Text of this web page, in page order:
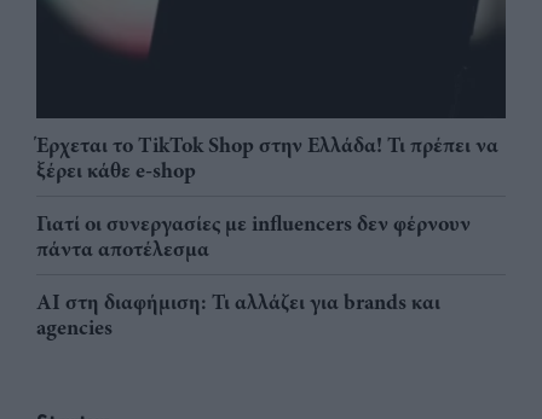
Έρχεται το TikTok Shop στην Ελλάδα! Τι πρέπει να
ξέρει κάθε e-shop
Γιατί οι συνεργασίες με influencers δεν φέρνουν
πάντα αποτέλεσμα
AI στη διαφήμιση: Τι αλλάζει για brands και
agencies